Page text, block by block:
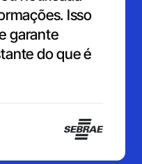
Isso
garante
do que é